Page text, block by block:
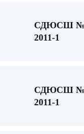
СДЮСШ
2011-1
СДЮСШ
2011-1